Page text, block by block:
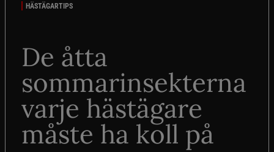
HÄSTÄGARTIPS
De åtta
sommarinsekterna
varje hästägare
måste ha koll på